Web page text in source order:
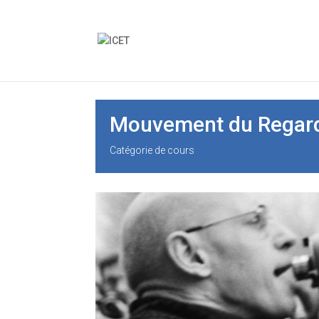
Mouvement du
Catégorie de cours